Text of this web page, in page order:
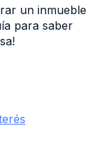
un inmueble
para saber